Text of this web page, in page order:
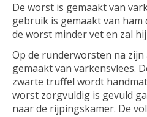
De worst is gemaakt van
gebruik is gemaakt van ham
de worst minder vet en zal
Op de runderworsten na
gemaakt van varkensvlees.
zwarte truffel wordt
worst zorgvuldig is gevuld
naar de rijpingskamer. De